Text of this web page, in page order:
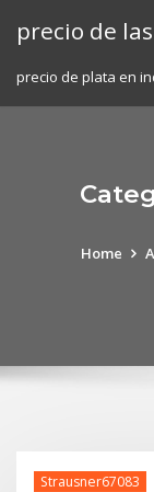
precio de
precio de plata en
Home
Strausner67083